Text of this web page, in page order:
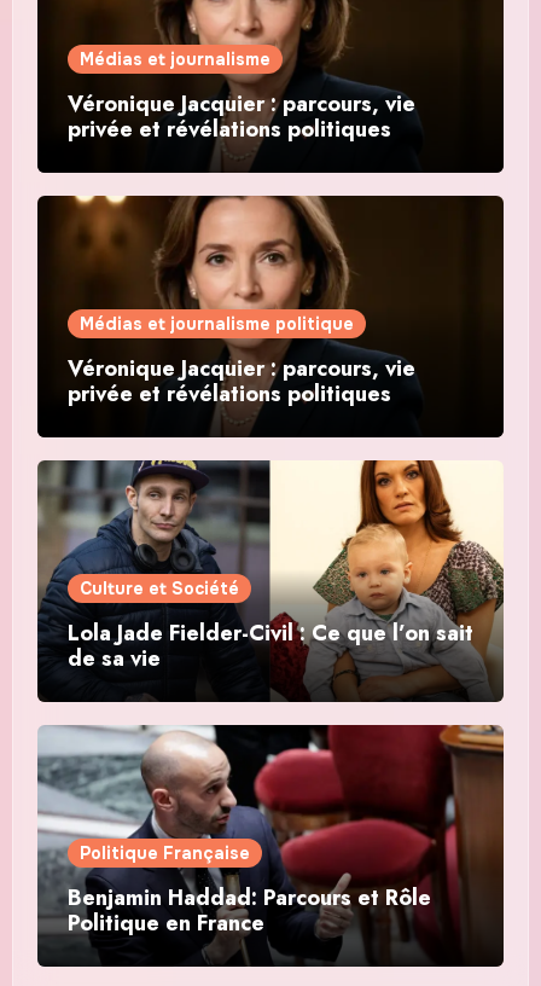
Médias et journalisme
Véronique Jacquier : parcours, vie
privée et révélations politiques
Médias et journalisme politique
Véronique Jacquier : parcours, vie
privée et révélations politiques
Culture et Société
Lola Jade Fielder-Civil : Ce que l’on sait
de sa vie
Politique Française
Benjamin Haddad: Parcours et Rôle
Politique en France